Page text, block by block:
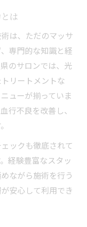
は
は、ただのマッサ
専門的な知識と経
のサロンでは、光
リートメントな
ューが揃っていま
行不良を改善し、
ックも徹底されて
経験豊富なスタッ
ながら施術を行う
安心して利用でき